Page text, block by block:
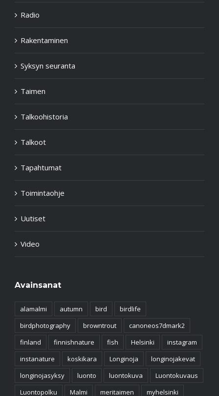
Radio
Rakentaminen
Syksyn seuranta
Taimen
Talkoohistoria
Talkoot
Tapahtumat
Toimintaohje
Uutiset
Video
Avainsanat
alamalmi autumn bird
birdlife
birdphotography
browntrout
canoneos7dmark2
finland
finnishnature fish Helsinki
instagram
instanature
koskikara Longinoja
longinojakevat
longinojasyksy
luonto luontokuva
Luontokuvaus
Luontopolku
Malmi meritaimen
myhelsinki